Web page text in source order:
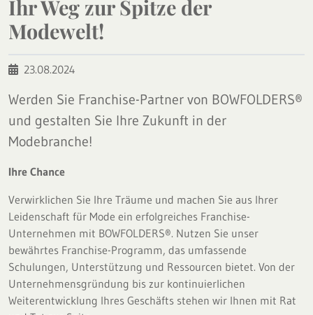
Ihr Weg zur Spitze der
Modewelt!
23.08.2024
Werden Sie Franchise-Partner von BOWFOLDERS®
und gestalten Sie Ihre Zukunft in der
Modebranche!
Ihre Chance
Verwirklichen Sie Ihre Träume und machen Sie aus Ihrer
Leidenschaft für Mode ein erfolgreiches Franchise-
Unternehmen mit BOWFOLDERS®. Nutzen Sie unser
bewährtes Franchise-Programm, das umfassende
Schulungen, Unterstützung und Ressourcen bietet. Von der
Unternehmensgründung bis zur kontinuierlichen
Weiterentwicklung Ihres Geschäfts stehen wir Ihnen mit Rat